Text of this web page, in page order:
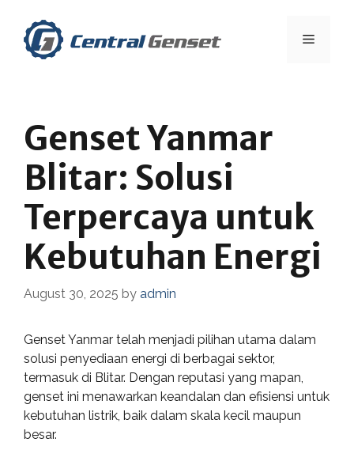
content
Menu
Genset Yanmar
Blitar: Solusi
Terpercaya untuk
Kebutuhan Energi
August 30, 2025 by admin
Genset Yanmar telah menjadi pilihan utama dalam
solusi penyediaan energi di berbagai sektor,
termasuk di Blitar. Dengan reputasi yang mapan,
genset ini menawarkan keandalan dan efisiensi untuk
kebutuhan listrik, baik dalam skala kecil maupun
besar.